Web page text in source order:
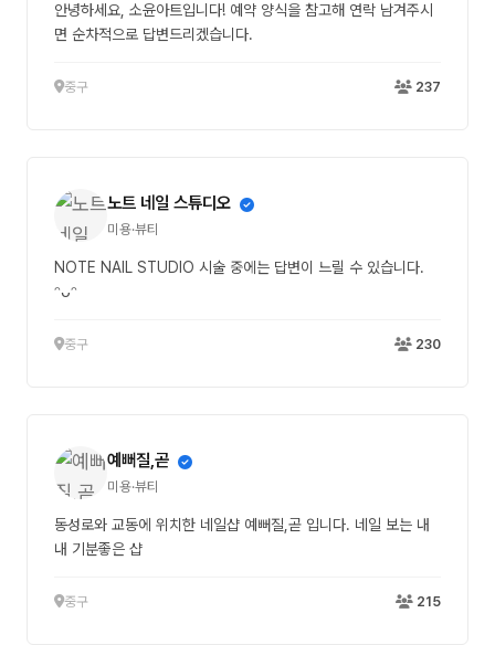
안녕하세요, 소윤아트입니다! 예약 양식을 참고해 연락 남겨주시
면 순차적으로 답변드리겠습니다.
중구 237
노트 네일 스튜디오
미용·뷰티
NOTE NAIL STUDIO 시술 중에는 답변이 느릴 수 있습니다.
ᵔᴗᵔ
중구 230
예뻐질,곧
미용·뷰티
동성로와 교동에 위치한 네일샵 예뻐질,곧 입니다. 네일 보는 내
내 기분좋은 샵
중구 215